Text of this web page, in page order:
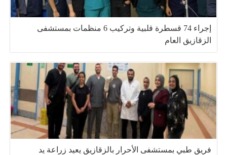
إجراء 74 قسطرة قلبية وتركيب 6 منظمات بمستشفى
الزقازيق العام
فريق طبي بمستشفى الأحرار بالزقازيق يعيد زراعة يد